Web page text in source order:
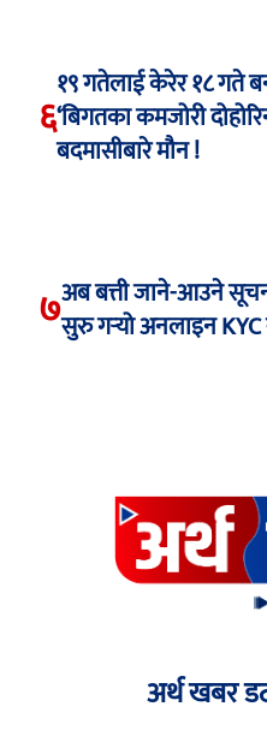
६
१९ गतेलाई केरेर १८ गते
‘बिगतका कमजोरी
बदमासीबारे मौन !
७अब बत्ती जाने-आउने
सुरु गर्‍यो अनलाइन
अर्थ खबर